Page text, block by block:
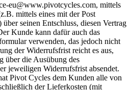
eu@www.pivotcycles.com, mittels
mittels eines mit der Post
seinen Entschluss, diesen Vertrag
Kunde kann dafür auch das
verwenden, das jedoch nicht
der Widerrufsfrist reicht es aus,
über die Ausübung des
jeweiligen Widerrufsfrist absendet.
Pivot Cycles dem Kunden alle von
der Lieferkosten (mit